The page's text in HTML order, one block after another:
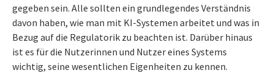
gegeben sein. Alle sollten ein grundlegendes Verständnis
davon haben, wie man mit KI-Systemen arbeitet und was in
Bezug auf die Regulatorik zu beachten ist. Darüber hinaus
ist es für die Nutzerinnen und Nutzer eines Systems
wichtig, seine wesentlichen Eigenheiten zu kennen.